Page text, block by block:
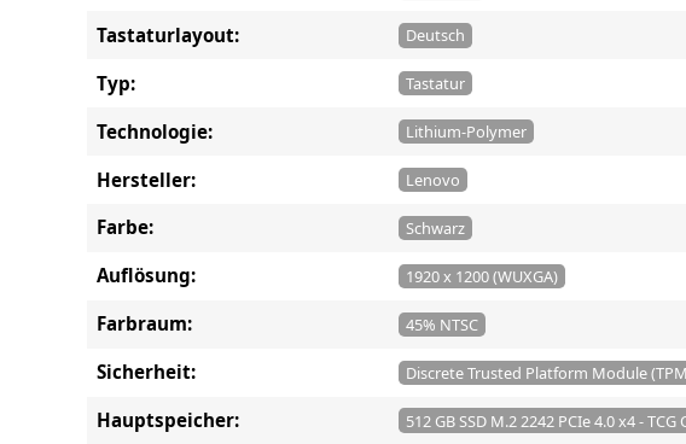
Tastaturlayout: Deutsch
Typ: Tastatur
Technologie: Lithium-Polymer
Hersteller: Lenovo
Farbe: Schwarz
Auflösung: 1920 x 1200 (WUXGA)
Farbraum: 45% NTSC
Sicherheit: Discrete Trusted Platform Module
Hauptspeicher: 512 GB SSD M.2 2242 PCIe 4.0 x4 -